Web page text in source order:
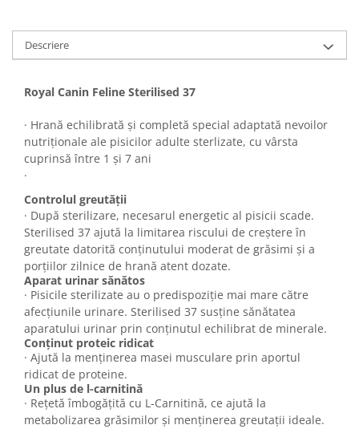
Descriere
Royal Canin Feline Sterilised 37
· Hrană echilibrată și completă special adaptată nevoilor
nutriționale ale pisicilor adulte sterlizate, cu vârsta
cuprinsă între 1 și 7 ani
·
Controlul greutății
· După sterilizare, necesarul energetic al pisicii scade.
Sterilised 37 ajută la limitarea riscului de creștere în
greutate datorită conținutului moderat de grăsimi și a
porțiilor zilnice de hrană atent dozate.
Aparat urinar sănătos
· Pisicile sterilizate au o predispoziție mai mare către
afecțiunile urinare. Sterilised 37 susține sănătatea
aparatului urinar prin conținutul echilibrat de minerale.
Conținut proteic ridicat
· Ajută la menţinerea masei musculare prin aportul
ridicat de proteine.
Un plus de l-carnitină
· Rețetă îmbogățită cu L-Carnitină, ce ajută la
metabolizarea grăsimilor și menținerea greutații ideale.